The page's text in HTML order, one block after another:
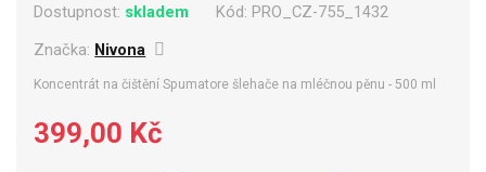
Dostupnost: skladem Kód: PRO_CZ-755_1432
Značka: Nivona
Koncentrát na čištění Spumatore šlehače na mléčnou pěnu - 500 ml
399,00 Kč